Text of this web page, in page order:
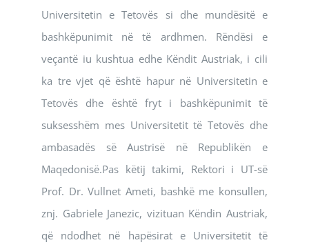
Universitetin e Tetovës si dhe mundësitë e
bashkëpunimit në të ardhmen. Rëndësi e
veçantë iu kushtua edhe Këndit Austriak, i cili
ka tre vjet që është hapur në Universitetin e
Tetovës dhe është fryt i bashkëpunimit të
suksesshëm mes Universitetit të Tetovës dhe
ambasadës së Austrisë në Republikën e
Maqedonisë.Pas këtij takimi, Rektori i UT-së
Prof. Dr. Vullnet Ameti, bashkë me konsullen,
znj. Gabriele Janezic, vizituan Këndin Austriak,
që ndodhet në hapësirat e Universitetit të